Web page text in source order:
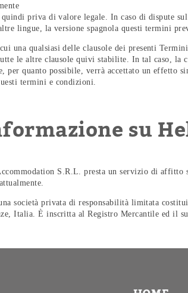
priva di valore legale. In caso di dispute
lingue, la versione spagnola questi termini
una qualsiasi delle clausole dei presenti
le altre clausole quivi stabilite. In tal caso, la
per quanto possibile, verrà accettato un effetto
termini e condizioni.
su
S.R.L. presta un servizio di affitto
società privata di responsabilità limitata
Italia. È inscritta al Registro Mercantile ed il